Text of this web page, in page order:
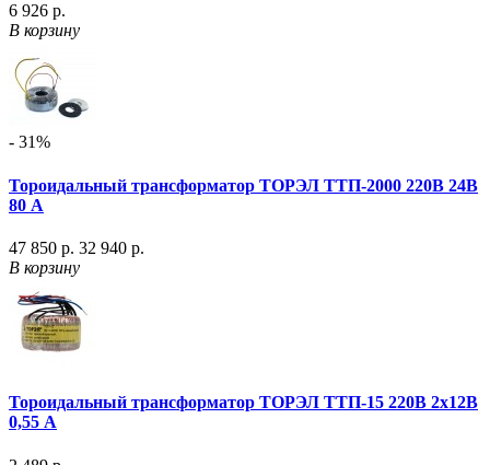
6 926 р.
В корзину
- 31%
Тороидальный трансформатор ТОРЭЛ ТТП-2000 220В 24В
80 А
47 850 р. 32 940 р.
В корзину
Тороидальный трансформатор ТОРЭЛ ТТП-15 220В 2х12В
0,55 А